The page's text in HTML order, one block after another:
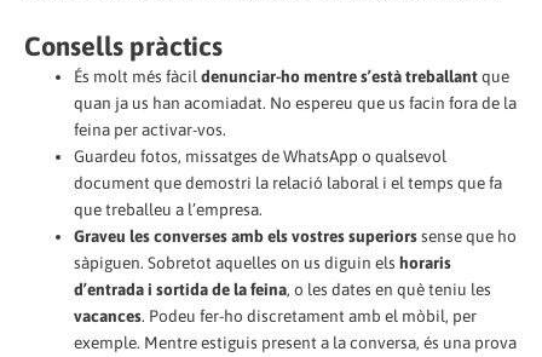
Consells pràctics
‏És molt més fàcildenunciar-ho mentre s’està treballantque
quan ja us han acomiadat. No espereu que us facin fora de la
feina per activar-vos.
Guardeu fotos, missatges de WhatsApp o qualsevol
document que demostri la relació laboral i el temps que fa
que treballeu a l’empresa.
Graveu les converses amb els vostres superiorssense que ho
sàpiguen. Sobretot aquelles on us diguin elshoraris
d’entrada i sortida de la feina, o les dates en què teniu les
vacances. Podeu fer-ho discretament amb el mòbil, per
exemple. Mentre estiguis present a la conversa, és una prova